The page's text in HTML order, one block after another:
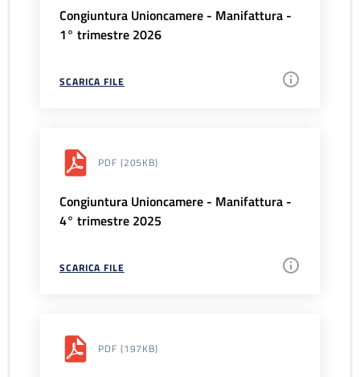
Congiuntura Unioncamere - Manifattura -
1° trimestre 2026
SCARICA FILE
PDF (205KB)
Congiuntura Unioncamere - Manifattura -
4° trimestre 2025
SCARICA FILE
PDF (197KB)